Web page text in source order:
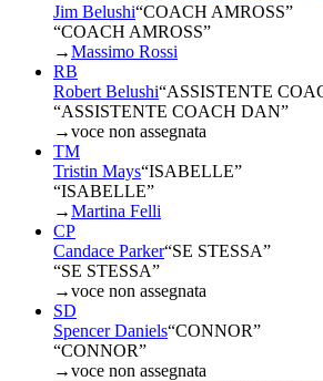
Jim Belushi“COACH AMROSS”
“COACH AMROSS”
→Massimo Rossi
RB
Robert Belushi“ASSISTENTE
“ASSISTENTE COACH DAN”
→voce non assegnata
TM
Tristin Mays“ISABELLE”
“ISABELLE”
→Martina Felli
CP
Candace Parker“SE STESSA”
“SE STESSA”
→voce non assegnata
SD
Spencer Daniels“CONNOR”
“CONNOR”
→voce non assegnata